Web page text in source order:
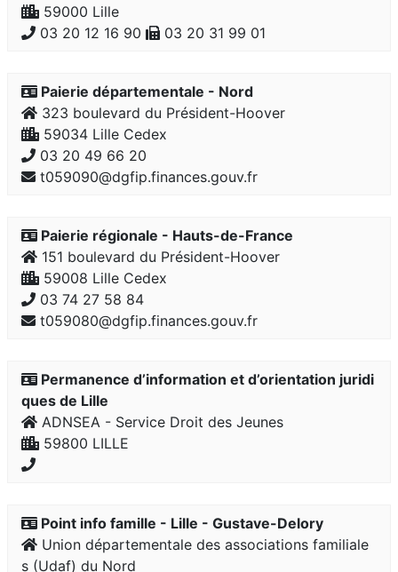
59000 Lille
03 20 12 16 90
03 20 31 99 01
Paierie départementale - Nord
323 boulevard du Président-Hoover
59034 Lille Cedex
03 20 49 66 20
t059090@dgfip.finances.gouv.fr
Paierie régionale - Hauts-de-France
151 boulevard du Président-Hoover
59008 Lille Cedex
03 74 27 58 84
t059080@dgfip.finances.gouv.fr
Permanence d’information et d’orientation juridi
ques de Lille
ADNSEA - Service Droit des Jeunes
59800 LILLE
Point info famille - Lille - Gustave-Delory
Union départementale des associations familiale
s (Udaf) du Nord